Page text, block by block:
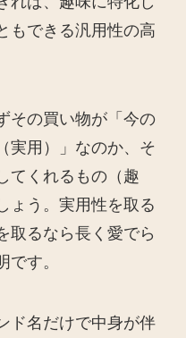
もできる汎用性の高
その買い物が「今の
実用）」なのか、そ
てくれるもの（趣
ょう。実用性を取る
取るなら長く愛でら
す。
ド名だけで中身が伴